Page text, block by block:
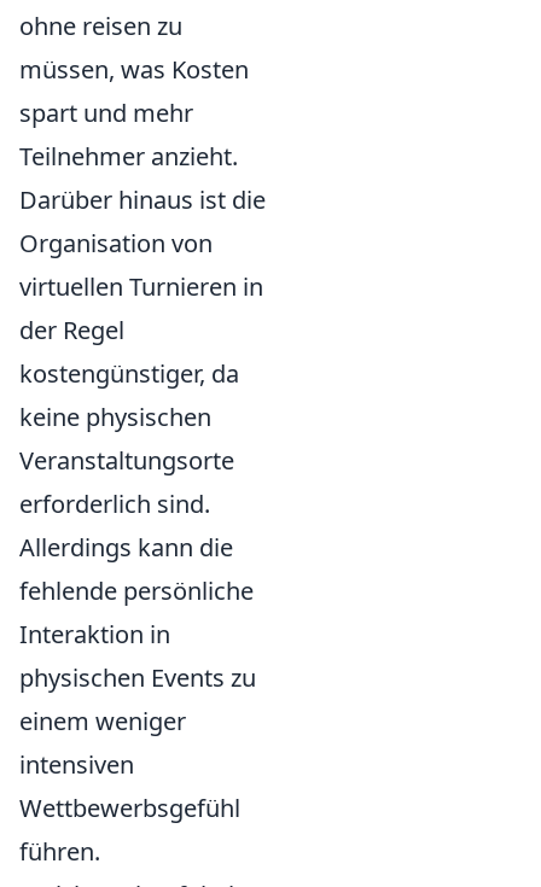
ohne reisen zu
müssen, was Kosten
spart und mehr
Teilnehmer anzieht.
Darüber hinaus ist die
Organisation von
virtuellen Turnieren in
der Regel
kostengünstiger, da
keine physischen
Veranstaltungsorte
erforderlich sind.
Allerdings kann die
fehlende persönliche
Interaktion in
physischen Events zu
einem weniger
intensiven
Wettbewerbsgefühl
führen.